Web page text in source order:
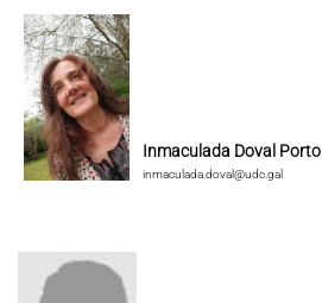
Inmaculada Doval Porto
inmaculada.doval@udc.gal